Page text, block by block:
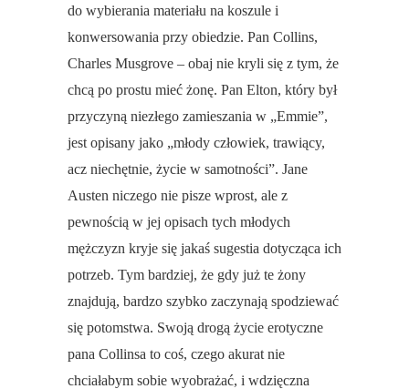
do wybierania materiału na koszule i
konwersowania przy obiedzie. Pan Collins,
Charles Musgrove – obaj nie kryli się z tym, że
chcą po prostu mieć żonę. Pan Elton, który był
przyczyną niezłego zamieszania w „Emmie”,
jest opisany jako „młody człowiek, trawiący,
acz niechętnie, życie w samotności”. Jane
Austen niczego nie pisze wprost, ale z
pewnością w jej opisach tych młodych
mężczyzn kryje się jakaś sugestia dotycząca ich
potrzeb. Tym bardziej, że gdy już te żony
znajdują, bardzo szybko zaczynają spodziewać
się potomstwa. Swoją drogą życie erotyczne
pana Collinsa to coś, czego akurat nie
chciałabym sobie wyobrażać, i wdzięczna